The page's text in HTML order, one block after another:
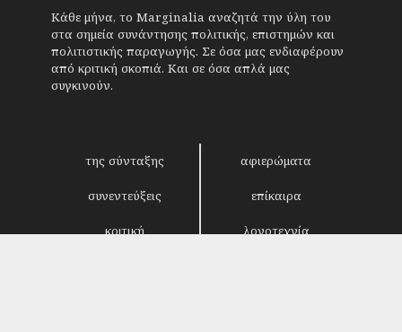
Κάθε μήνα, το Marginalia αναζητά την ύλη του
στα σημεία συνάντησης πολιτικής, επιστημών και
πολιτιστικής παραγωγής. Σε όσα μας ενδιαφέρουν
από κριτική σκοπιά. Και σε όσα απλά μας
συγκινούν.
της σύνταξης αφιερώματα
συνεντεύξεις επίκαιρα
κριτική λογοτεχνία